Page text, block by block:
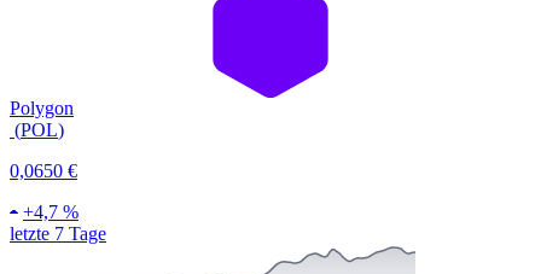
Polygon
(POL)
0,0650 €
+4,7 %
letzte 7 Tage